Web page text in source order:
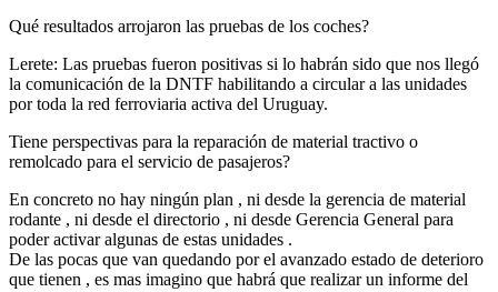
Qué resultados arrojaron las pruebas de los coches?
Lerete: Las pruebas fueron positivas si lo habrán sido que nos llegó
la comunicación de la DNTF habilitando a circular a las unidades
por toda la red ferroviaria activa del Uruguay.
Tiene perspectivas para la reparación de material tractivo o
remolcado para el servicio de pasajeros?
En concreto no hay ningún plan , ni desde la gerencia de material
rodante , ni desde el directorio , ni desde Gerencia General para
poder activar algunas de estas unidades .
De las pocas que van quedando por el avanzado estado de deterioro
que tienen , es mas imagino que habrá que realizar un informe del